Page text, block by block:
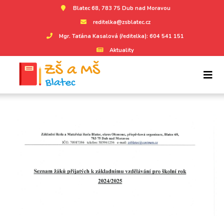
Blatec 68, 783 75 Dub nad Moravou
reditelka@zsblatec.cz
Mgr. Taťána Kasalová (ředitelka): 604 541 151
Aktuality